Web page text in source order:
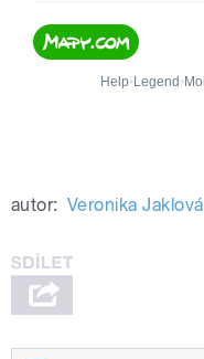
autor: Veronika Jaklová